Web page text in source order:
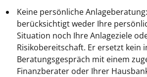
Keine persönliche
berücksichtigt weder Ihre
Situation noch Ihre Anlageziele
Risikobereitschaft. Er ersetzt kein
Beratungsgespräch mit einem
Finanzberater oder Ihrer